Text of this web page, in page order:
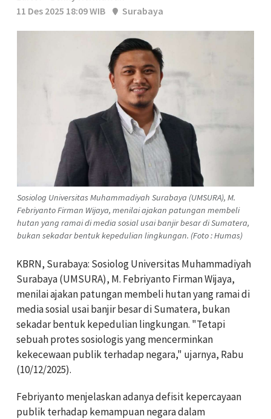
11 Des 2025 18:09 WIB
Surabaya
Sosiolog Universitas Muhammadiyah Surabaya (UMSURA), M.
Febriyanto Firman Wijaya, menilai ajakan patungan membeli
hutan yang ramai di media sosial usai banjir besar di Sumatera,
bukan sekadar bentuk kepedulian lingkungan. (Foto : Humas)
KBRN, Surabaya: Sosiolog Universitas Muhammadiyah
Surabaya (UMSURA), M. Febriyanto Firman Wijaya,
menilai ajakan patungan membeli hutan yang ramai di
media sosial usai banjir besar di Sumatera, bukan
sekadar bentuk kepedulian lingkungan. "Tetapi
sebuah protes sosiologis yang mencerminkan
kekecewaan publik terhadap negara," ujarnya, Rabu
(10/12/2025).
Febriyanto menjelaskan adanya defisit kepercayaan
publik terhadap kemampuan negara dalam